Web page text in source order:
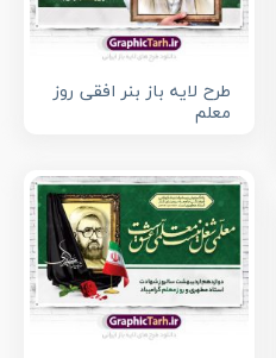
طرح لایه باز بنر افقی روز
معلم